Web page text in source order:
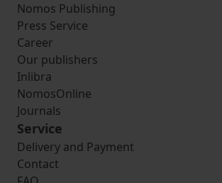
Nomos Publishing
Press Service
Career
Our publishers
Inlibra
NomosOnline
Journals
Service
Delivery and Payment
Contact